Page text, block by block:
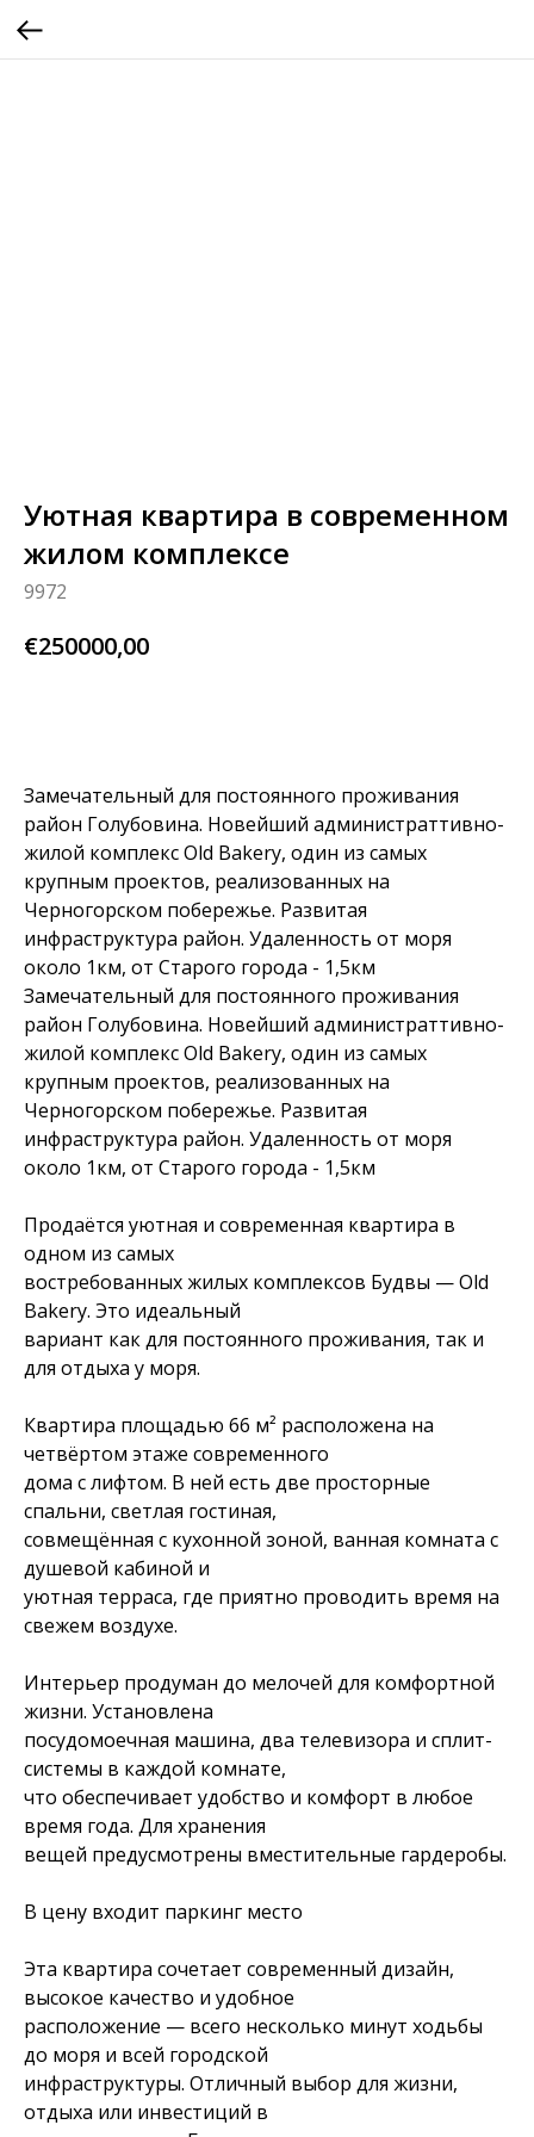
Уютная квартира в современном
жилом комплексе
9972
€250000,00
Замечательный для постоянного проживания
район Голубовина. Новейший администраттивно-
жилой комплекс Old Bakery, один из самых
крупным проектов, реализованных на
Черногорском побережье. Развитая
инфраструктура район. Удаленность от моря
около 1км, от Старого города - 1,5км
Замечательный для постоянного проживания
район Голубовина. Новейший администраттивно-
жилой комплекс Old Bakery, один из самых
крупным проектов, реализованных на
Черногорском побережье. Развитая
инфраструктура район. Удаленность от моря
около 1км, от Старого города - 1,5км
Продаётся уютная и современная квартира в
одном из самых
востребованных жилых комплексов Будвы — Old
Bakery. Это идеальный
вариант как для постоянного проживания, так и
для отдыха у моря.
Квартира площадью 66 м² расположена на
четвёртом этаже современного
дома с лифтом. В ней есть две просторные
спальни, светлая гостиная,
совмещённая с кухонной зоной, ванная комната с
душевой кабиной и
уютная терраса, где приятно проводить время на
свежем воздухе.
Интерьер продуман до мелочей для комфортной
жизни. Установлена
посудомоечная машина, два телевизора и сплит-
системы в каждой комнате,
что обеспечивает удобство и комфорт в любое
время года. Для хранения
вещей предусмотрены вместительные гардеробы.
В цену входит паркинг место
Эта квартира сочетает современный дизайн,
высокое качество и удобное
расположение — всего несколько минут ходьбы
до моря и всей городской
инфраструктуры. Отличный выбор для жизни,
отдыха или инвестиций в